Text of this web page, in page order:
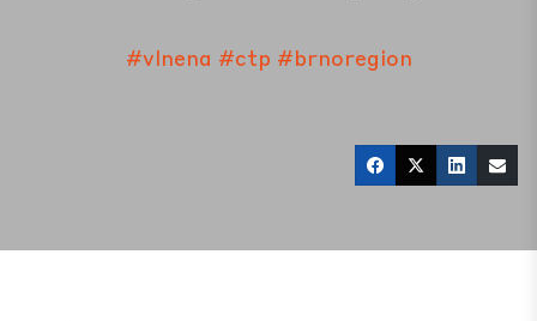
#vlnena #ctp #brnoregion